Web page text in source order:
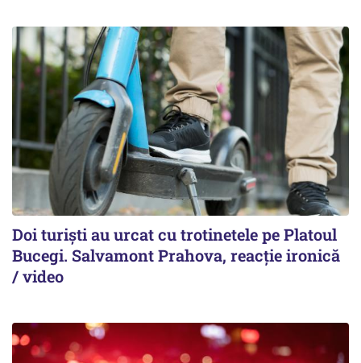
Doi turiști au urcat cu trotinetele pe Platoul
Bucegi. Salvamont Prahova, reacție ironică
/ video